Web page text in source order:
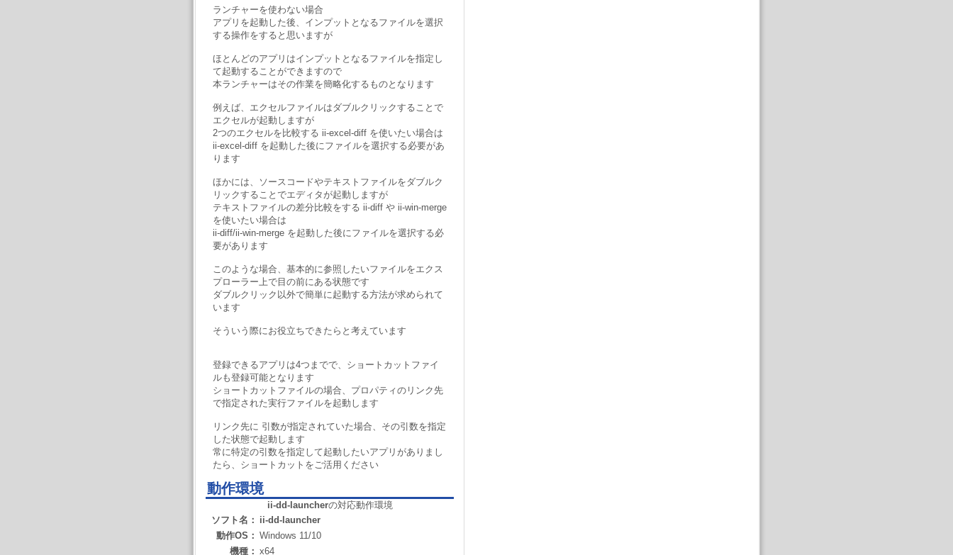
ランチャーを使わない場合
アプリを起動した後、インプットとなるファイルを選択
する操作をすると思いますが
ほとんどのアプリはインプットとなるファイルを指定し
て起動することができますので
本ランチャーはその作業を簡略化するものとなります
例えば、エクセルファイルはダブルクリックすることで
エクセルが起動しますが
2つのエクセルを比較する ii-excel-diff を使いたい場合は
ii-excel-diff を起動した後にファイルを選択する必要があ
ります
ほかには、ソースコードやテキストファイルをダブルク
リックすることでエディタが起動しますが
テキストファイルの差分比較をする ii-diff や ii-win-merge
を使いたい場合は
ii-diff/ii-win-merge を起動した後にファイルを選択する必
要があります
このような場合、基本的に参照したいファイルをエクス
プローラー上で目の前にある状態です
ダブルクリック以外で簡単に起動する方法が求められて
います
そういう際にお役立ちできたらと考えています
登録できるアプリは4つまでで、ショートカットファイ
ルも登録可能となります
ショートカットファイルの場合、プロパティのリンク先
で指定された実行ファイルを起動します
リンク先に 引数が指定されていた場合、その引数を指定
した状態で起動します
常に特定の引数を指定して起動したいアプリがありまし
たら、ショートカットをご活用ください
動作環境
ii-dd-launcherの対応動作環境
ソフト名： ii-dd-launcher
動作OS： Windows 11/10
機種： x64